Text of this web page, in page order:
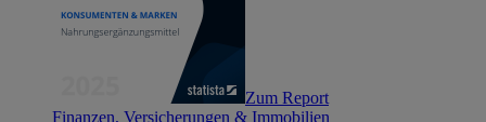
Zum Report
Finanzen, Versicherungen & Immobilien